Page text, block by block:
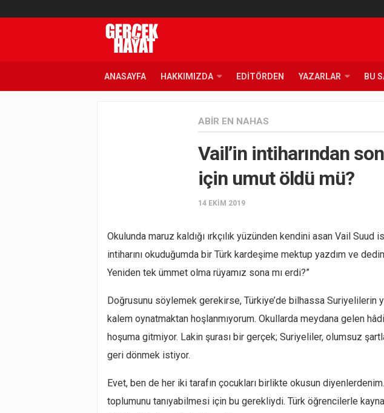
ANASAYFA HAKKIMIZDA EDITÖRDEN YAZARLAR BU
ABIR EN NAHAS
Vail’in intiharından
için umut öldü mü?
14 EKIM 2019
Okulunda maruz kaldığı ırkçılık yüzünden kendini asan Vail Suud
intiharını okuduğumda bir Türk kardeşime mektup yazdım ve
Yeniden tek ümmet olma rüyamız sona mı erdi?”
Doğrusunu söylemek gerekirse, Türkiye’de bilhassa Suriyelilerin
kalem oynatmaktan hoşlanmıyorum. Okullarda meydana gelen
hoşuma gitmiyor. Lakin şurası bir gerçek; Suriyeliler, olumsuz
geri dönmek istiyor.
Evet, ben de her iki tarafın çocukları birlikte okusun
toplumunu tanıyabilmesi için bu gerekliydi. Türk öğrencilerle